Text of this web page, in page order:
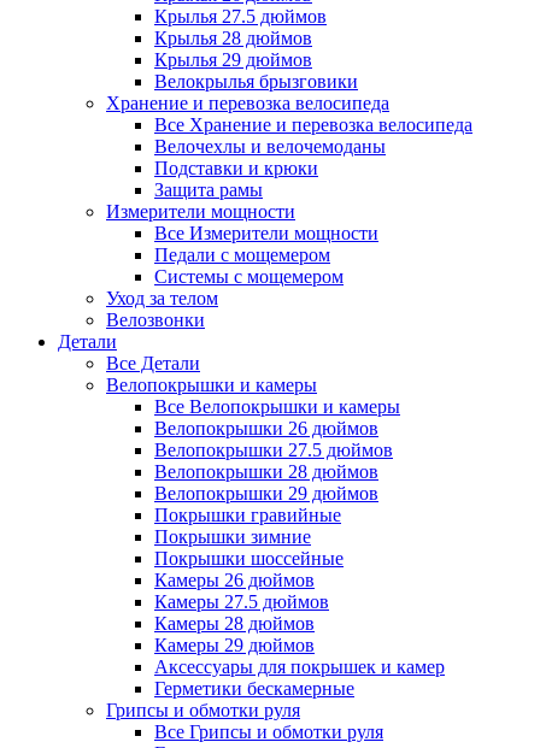
Крылья 27.5 дюймов
Крылья 28 дюймов
Крылья 29 дюймов
Велокрылья брызговики
Хранение и перевозка велосипеда
Все Хранение и перевозка велосипеда
Велочехлы и велочемоданы
Подставки и крюки
Защита рамы
Измерители мощности
Все Измерители мощности
Педали с мощемером
Системы с мощемером
Уход за телом
Велозвонки
Детали
Все Детали
Велопокрышки и камеры
Все Велопокрышки и камеры
Велопокрышки 26 дюймов
Велопокрышки 27.5 дюймов
Велопокрышки 28 дюймов
Велопокрышки 29 дюймов
Покрышки гравийные
Покрышки зимние
Покрышки шоссейные
Камеры 26 дюймов
Камеры 27.5 дюймов
Камеры 28 дюймов
Камеры 29 дюймов
Аксессуары для покрышек и камер
Герметики бескамерные
Грипсы и обмотки руля
Все Грипсы и обмотки руля